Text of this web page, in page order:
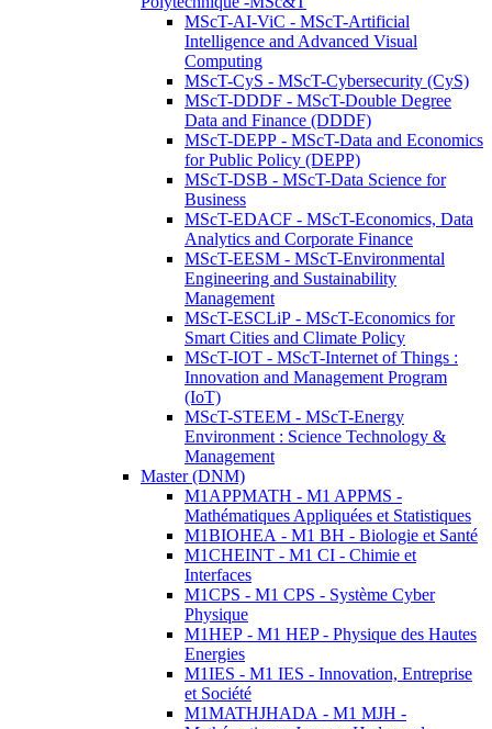
MScT-AI-ViC - MScT-Artificial
Intelligence and Advanced Visual
Computing
MScT-CyS - MScT-Cybersecurity (CyS)
MScT-DDDF - MScT-Double Degree
Data and Finance (DDDF)
MScT-DEPP - MScT-Data and Economics
for Public Policy (DEPP)
MScT-DSB - MScT-Data Science for
Business
MScT-EDACF - MScT-Economics, Data
Analytics and Corporate Finance
MScT-EESM - MScT-Environmental
Engineering and Sustainability
Management
MScT-ESCLiP - MScT-Economics for
Smart Cities and Climate Policy
MScT-IOT - MScT-Internet of Things :
Innovation and Management Program
(IoT)
MScT-STEEM - MScT-Energy
Environment : Science Technology &
Management
Master (DNM)
M1APPMATH - M1 APPMS -
Mathématiques Appliquées et Statistiques
M1BIOHEA - M1 BH - Biologie et Santé
M1CHEINT - M1 CI - Chimie et
Interfaces
M1CPS - M1 CPS - Système Cyber
Physique
M1HEP - M1 HEP - Physique des Hautes
Energies
M1IES - M1 IES - Innovation, Entreprise
et Société
M1MATHJHADA - M1 MJH -